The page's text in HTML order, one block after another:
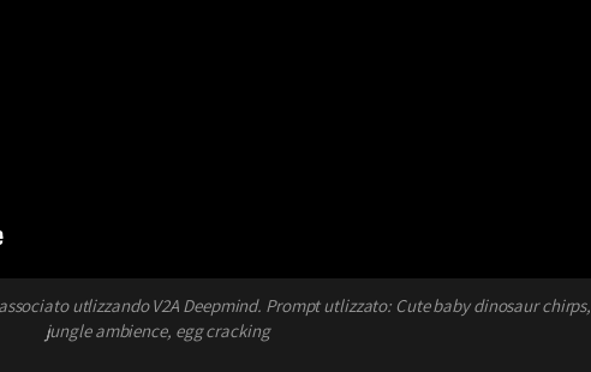
utlizzando V2A Deepmind. Prompt utlizzato: Cute baby dinosaur chirps,
jungle ambience, egg cracking